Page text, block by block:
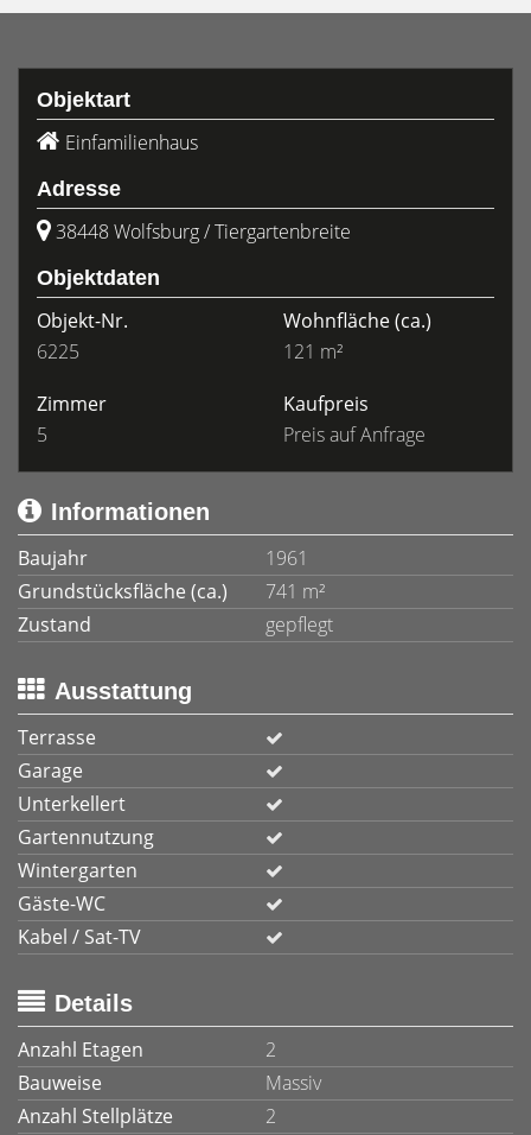
Objektart
Einfamilienhaus
Adresse
38448 Wolfsburg / Tiergartenbreite
Objektdaten
Objekt-Nr.
6225
Wohnfläche(ca.)
121 m²
Zimmer
5
Kaufpreis
Preis auf Anfrage
Informationen
Baujahr
1961
Grundstücksfläche (ca.)
741 m²
Zustand
gepflegt
Ausstattung
Terrasse
Garage
Unterkellert
Gartennutzung
Wintergarten
Gäste-WC
Kabel / Sat-TV
Details
Anzahl Etagen
2
Bauweise
Massiv
Anzahl Stellplätze
2